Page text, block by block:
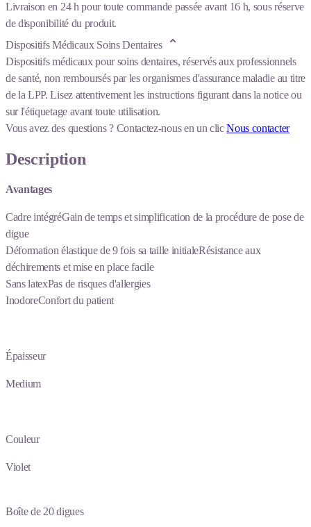
Livraison en 24 h pour toute commande passée avant 16 h, sous réserve
de disponibilité du produit.
Dispositifs Médicaux Soins Dentaires
Dispositifs médicaux pour soins dentaires, réservés aux professionnels
de santé, non remboursés par les organismes d'assurance maladie au titre
de la LPP. Lisez attentivement les instructions figurant dans la notice ou
sur l'étiquetage avant toute utilisation.
Vous avez des questions ? Contactez-nous en un clicNous contacter
Description
Avantages
Cadre intégréGain de temps et simplification de la procédure de pose de
digue
Déformation élastique de 9 fois sa taille initialeRésistance aux
déchirements et mise en place facile
Sans latexPas de risques d'allergies
InodoreConfort du patient
Épaisseur
Medium
Couleur
Violet
Boîte de 20 digues